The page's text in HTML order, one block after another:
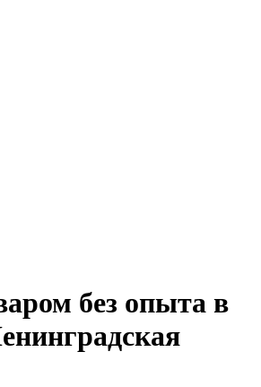
без опыта в